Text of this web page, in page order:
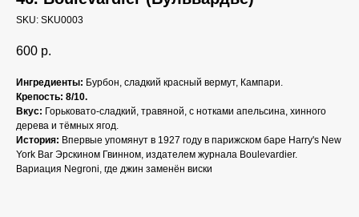
SKU: SKU0003
600 р.
Ингредиенты: Бурбон, сладкий красный вермут, Кампари.
Крепость: 8/10.
Вкус: Горьковато-сладкий, травяной, с нотками апельсина, хинного
дерева и тёмных ягод.
История: Впервые упомянут в 1927 году в парижском баре Harry's New
York Bar Эрскином Гвинном, издателем журнала Boulevardier.
Вариация Negroni, где джин заменён виски